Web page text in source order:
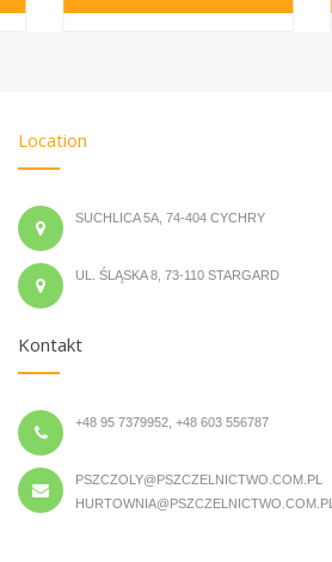
Location
SUCHLICA 5A, 74-404 CYCHRY
UL. ŚLĄSKA 8, 73-110 STARGARD
Kontakt
+48 95 7379952, +48 603 556787
PSZCZOLY@PSZCZELNICTWO.COM.PL
HURTOWNIA@PSZCZELNICTWO.COM.PL